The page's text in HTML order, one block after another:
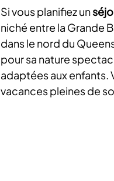
Si vous planifiez un
niché entre la Grande
dans le nord du
pour sa nature
adaptées aux enfants.
vacances pleines de